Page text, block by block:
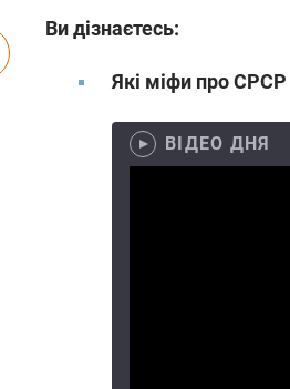
Ви дізнаєтесь:
Які міфи про СРСР
ВІДЕО ДНЯ